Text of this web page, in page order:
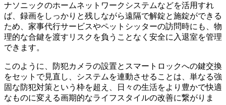
ナソニックのホームネットワークシステムなどを活用すれ
ば、録画をしっかりと残しながら遠隔で解錠と施錠ができる
ため、家事代行サービスやペットシッターの訪問時にも、物
理的な合鍵を渡すリスクを負うことなく安全に入退室を管理
できます。
このように、防犯カメラの設置とスマートロックへの鍵交換
をセットで見直し、システムを連動させることは、単なる強
固な防犯対策という枠を超え、日々の生活をより豊かで快適
なものに変える画期的なライフスタイルの改善に繋がりま